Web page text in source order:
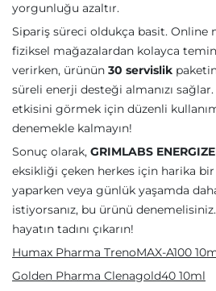
yorgunluğu azaltır.
Sipariş süreci oldukça basit. Online
fiziksel mağazalardan kolayca
verirken, ürünün 30 servislik
süreli enerji desteği almanızı
etkisini görmek için düzenli
denemekle kalmayın!
Sonuç olarak, GRIMLABS
eksikliği çeken herkes için harika
yaparken veya günlük yaşamda
istiyorsanız, bu ürünü
hayatın tadını çıkarın!
Humax Pharma TrenoMAX-A100
Golden Pharma Clenagold40 10ml